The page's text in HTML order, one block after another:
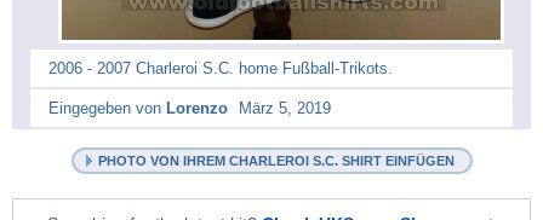
2006 - 2007 Charleroi S.C. home Fußball-Trikots.
Eingegeben von Lorenzo März 5, 2019
PHOTO VON IHREM CHARLEROI S.C. SHIRT EINFÜGEN